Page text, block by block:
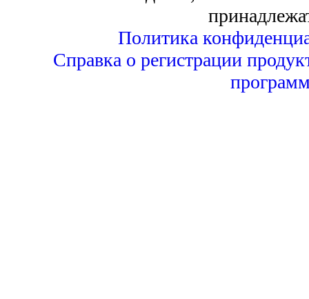
Политика
Справка о регистрации